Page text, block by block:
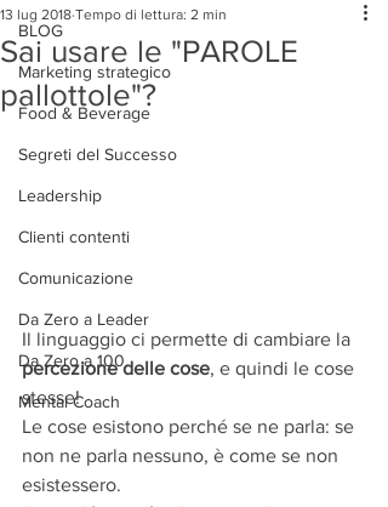
BLOG
Marketing strategico
Food & Beverage
Segreti del Successo
Leadership
Clienti contenti
Comunicazione
Da Zero a Leader
Da Zero a 100
Mental Coach
Sai usare le "PAROLE
pallottole"?
13 lug 2018 Tempo di lettura: 2 min
Il linguaggio ci permette di cambiare la
percezione delle cose, e quindi le cose
stesse!
Le cose esistono perché se ne parla: se
non ne parla nessuno, è come se non
esistessero.